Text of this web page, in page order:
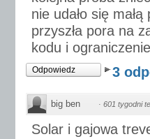
nie udało się
przyszła pora na
kodu i
Odpowiedz 3
big ben · 601 tygodni
Solar i gajowa